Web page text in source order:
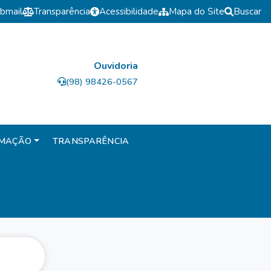
Transparência Acessibilidade Mapa do Site Buscar
Ouvidoria
(98) 98426-0567
TRANSPARÊNCIA